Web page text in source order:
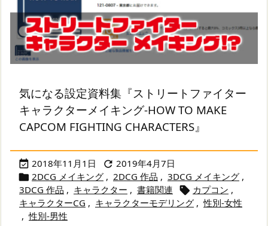
気になる設定資料集『ストリートファイター
キャラクターメイキング-HOW TO MAKE
CAPCOM FIGHTING CHARACTERS』
 2018年11月1日  2019年4月7日
 2DCG メイキング , 2DCG 作品 , 3DCG メイキング ,
3DCG 作品 , キャラクター , 書籍関連  カプコン ,
キャラクターCG , キャラクターモデリング , 性別-女性
, 性別-男性